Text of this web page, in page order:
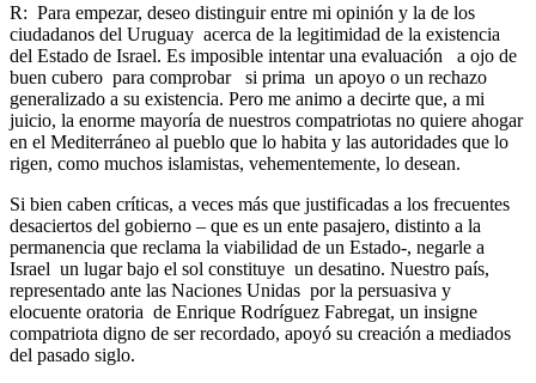
R: Para empezar, deseo distinguir entre mi opinión y la de los
ciudadanos del Uruguay acerca de la legitimidad de la existencia
del Estado de Israel. Es imposible intentar una evaluación a ojo de
buen cubero para comprobar si prima un apoyo o un rechazo
generalizado a su existencia. Pero me animo a decirte que, a mi
juicio, la enorme mayoría de nuestros compatriotas no quiere ahogar
en el Mediterráneo al pueblo que lo habita y las autoridades que lo
rigen, como muchos islamistas, vehementemente, lo desean.
Si bien caben críticas, a veces más que justificadas a los frecuentes
desaciertos del gobierno – que es un ente pasajero, distinto a la
permanencia que reclama la viabilidad de un Estado-, negarle a
Israel un lugar bajo el sol constituye un desatino. Nuestro país,
representado ante las Naciones Unidas por la persuasiva y
elocuente oratoria de Enrique Rodríguez Fabregat, un insigne
compatriota digno de ser recordado, apoyó su creación a mediados
del pasado siglo.